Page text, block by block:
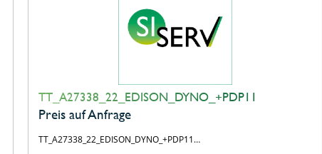
TT_A27338_22_EDISON_DYNO_+PDP11
Preis auf Anfrage
TT_A27338_22_EDISON_DYNO_+PDP11…